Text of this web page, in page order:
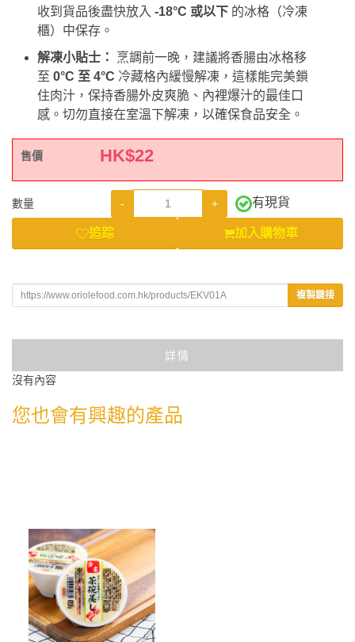
收到貨品後盡快放入 -18°C 或以下 的冰格（冷凍
櫃）中保存。
解凍小貼士：
烹調前一晚，建議將香腸由冰格移
至 0°C 至 4°C 冷藏格內緩慢解凍，這樣能完美鎖
住肉汁，保持香腸外皮爽脆、內裡爆汁的最佳口
感。切勿直接在室溫下解凍，以確保食品安全。
售價 HK$22
數量 - + 有現貨
追踪 加入購物車
複製鏈接
詳情
沒有內容
您也會有興趣的產品